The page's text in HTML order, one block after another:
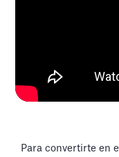
Para convertirte en